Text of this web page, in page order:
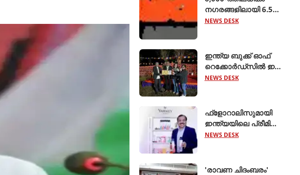
നഗരങ്ങളിലായി 6.5
ലക്ഷം റൂട്ടുകളെ
NEWS DESK
ഇന്ത്യ ബുക്ക് ഓഫ്
റെക്കോര്‍ഡ്‌സില്‍ ഇടം
നേടി നിസ്സാന്‍ ‍ടെക്ടൺ
NEWS DESK
ഫ്‌ളോറാലിസുമായി
ഇന്ത്യയിലെ പ്രീമിയം
എയര്‍ കെയര്‍
ലണ്ടന്‍
NEWS DESK
'രാവണ ചിദംബരം'